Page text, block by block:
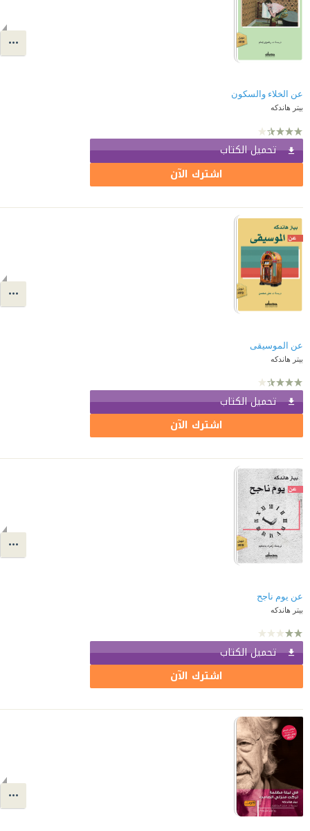
عن الخلاء والسكون
بيتر هاندكه
تحميل الكتاب
اشترك الآن
عن الموسيقى
بيتر هاندكه
تحميل الكتاب
اشترك الآن
عن يوم ناجح
بيتر هاندكه
تحميل الكتاب
اشترك الآن